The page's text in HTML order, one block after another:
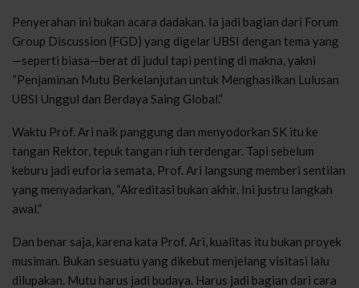
Penyerahan ini bukan acara dadakan. Ia jadi bagian dari Forum
Group Discussion (FGD) yang digelar UBSI dengan tema yang
—seperti biasa—berat di judul tapi penting di makna, yakni
“Penjaminan Mutu Berkelanjutan untuk Menghasilkan Lulusan
UBSI Unggul dan Berdaya Saing Global.”
Waktu Prof. Ari naik panggung dan menyodorkan SK itu ke
tangan Rektor, tepuk tangan riuh terdengar. Tapi sebelum
keburu jadi euforia semata, Prof. Ari langsung memberi sentilan
yang menyadarkan, “Akreditasi bukan akhir. Ini justru langkah
awal.”
Dan benar saja, karena kata Prof. Ari, kualitas itu bukan proyek
musiman. Bukan sesuatu yang dikebut menjelang visitasi lalu
dilupakan. Mutu harus jadi budaya. Harus jadi bagian dari cara